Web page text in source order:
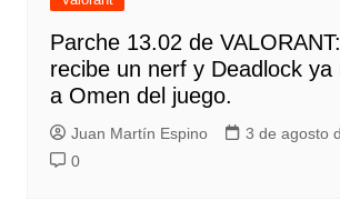
Parche 13.02 de
recibe un nerf y Deadlock ya
a Omen del juego.
Juan Martín Espino
3 de agosto
0